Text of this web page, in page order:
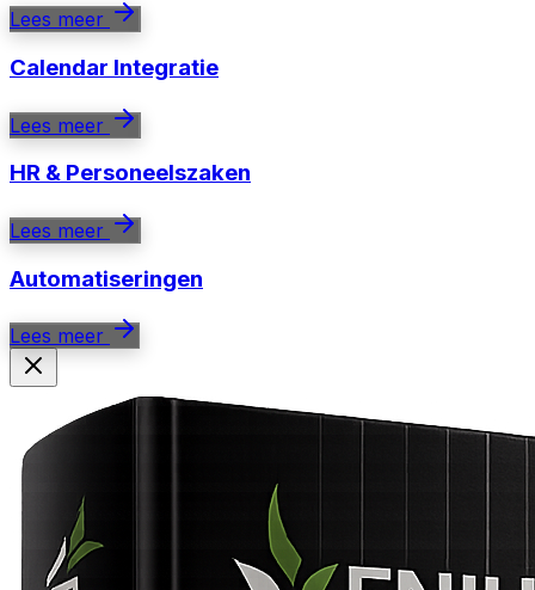
Lees meer
Calendar Integratie
Lees meer
HR & Personeelszaken
Lees meer
Automatiseringen
Lees meer